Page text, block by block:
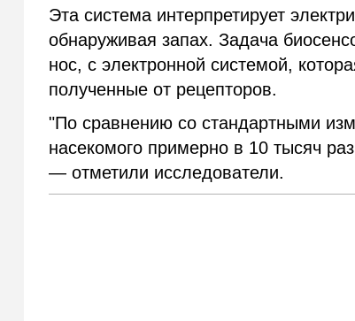
Эта система интерпретирует
обнаруживая запах. Задача
нос, с электронной системой,
полученные от рецепторов.
"По сравнению со стандартными
насекомого примерно в 10 тысяч
— отметили исследователи.